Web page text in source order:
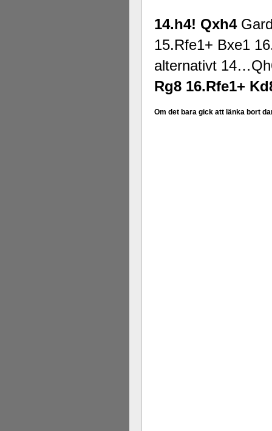
14.h4! Qxh4
15.Rfe1+ Bxe1
alternativt
Rg8 16.Rfe1+
Om det bara gick att länka bort